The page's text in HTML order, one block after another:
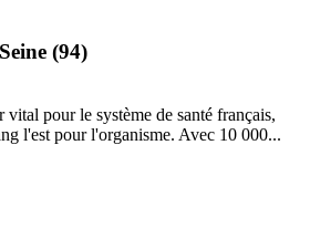
(94)
vital pour le système de santé français,
l'est pour l'organisme. Avec 10 000...